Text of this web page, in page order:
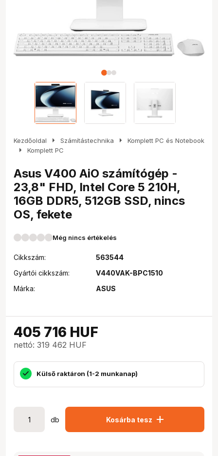
Kezdőoldal arrow_right Számítástechnika arrow_right Komplett PC és Notebook
arrow_right Komplett PC
Asus V400 AiO számítógép -
23,8" FHD, Intel Core 5 210H,
16GB DDR5, 512GB SSD, nincs
OS, fekete
Még nincs értékelés
Cikkszám:
563544
Gyártói cikkszám:
V440VAK-BPC1510
Márka:
ASUS
405 716 HUF
nettó: 319 462 HUF
Külső raktáron (1-2 munkanap)
db Kosárba tesz add